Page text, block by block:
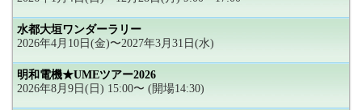
水都大垣ワンダーラリー
2026年4月10日(金)〜2027年3月31日(水)
明和電機★UMEツアー2026
2026年8月9日(日) 15:00〜 (開場14:30)